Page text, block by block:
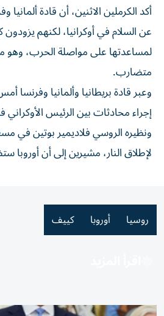
أكد الكرملين الاثنين، أن ​قادة ⁠ألمانيا
عن السلام في ‌أوكرانيا، لكنهم
لمساعدتها على مواصلة الحرب،
متضارب.
وعبر ​قادة بريطانيا وألمانيا
⁠إجراء محادثات بين الرئيس الأوكراني
‌ونظيره الروسي فلاديمير ‌بوتين
لإطلاق ‌النار، ⁠مشيرين إلى أن
روسيا أوروبا كييف